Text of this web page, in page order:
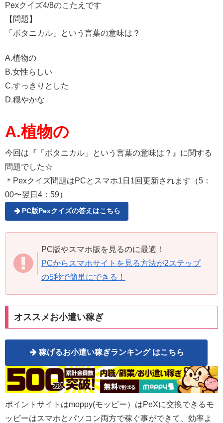
Pexクイズ4/8のこたえです
【問題】
「ボタニカル」という言葉の意味は？
A.植物の
B.女性らしい
C.すっきりとした
D.穏やかな
A.植物の
今回は『「ボタニカル」という言葉の意味は？』に関する
問題でした☆
＊Pexクイズ問題はPCとスマホ1日1回更新されます（5：
00〜翌日4：59）
PC版Pexクイズの答えはこちら
PC版やスマホ版を見るのに最適！
PCからスマホサイトを見る方法が2ステップ
の5秒で簡単にできる！
オススメお小遣い稼ぎ
稼げるお小遣い稼ぎランキング はこちら
ポイントサイトはmoppy(モッピー）はPeXに交換できるモ
ッピーはスマホとパソコン両方で稼ぐ事ができて、効率よ